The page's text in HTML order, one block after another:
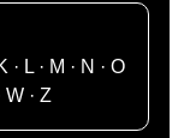
· L · M · N ·O
W· Z